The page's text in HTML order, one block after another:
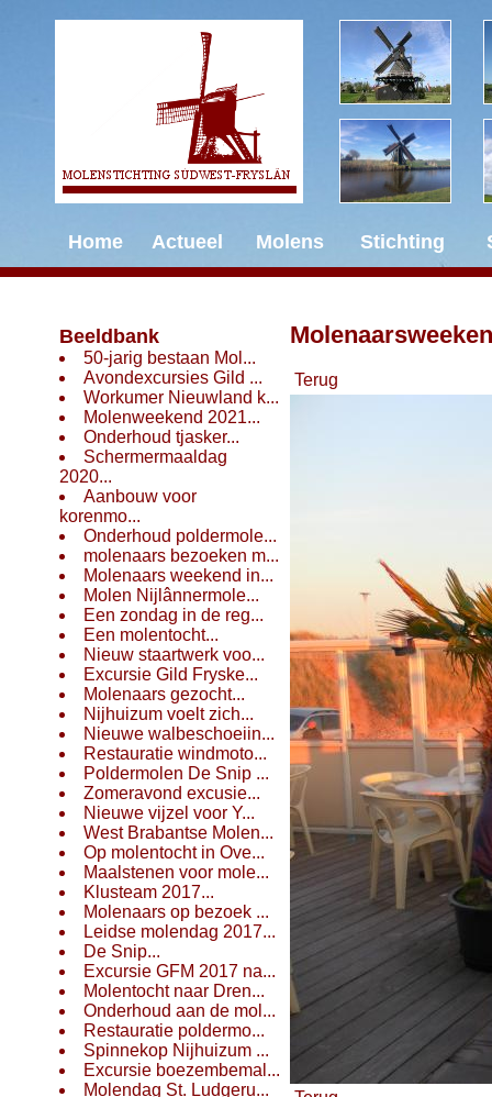
Home Actueel Molens Stichting
Beeldbank
50-jarig bestaan Mol...
Avondexcursies Gild ...
Workumer Nieuwland k...
Molenweekend 2021...
Onderhoud tjasker...
Schermermaaldag
2020...
Aanbouw voor
korenmo...
Onderhoud poldermole...
molenaars bezoeken m...
Molenaars weekend in...
Molen Nijlânnermole...
Een zondag in de reg...
Een molentocht...
Nieuw staartwerk voo...
Excursie Gild Fryske...
Molenaars gezocht...
Nijhuizum voelt zich...
Nieuwe walbeschoeiin...
Restauratie windmoto...
Poldermolen De Snip ...
Zomeravond excusie...
Nieuwe vijzel voor Y...
West Brabantse Molen...
Op molentocht in Ove...
Maalstenen voor mole...
Klusteam 2017...
Molenaars op bezoek ...
Leidse molendag 2017...
De Snip...
Excursie GFM 2017 na...
Molentocht naar Dren...
Onderhoud aan de mol...
Restauratie poldermo...
Spinnekop Nijhuizum ...
Excursie boezembemal...
Molendag St. Ludgeru...
Terug